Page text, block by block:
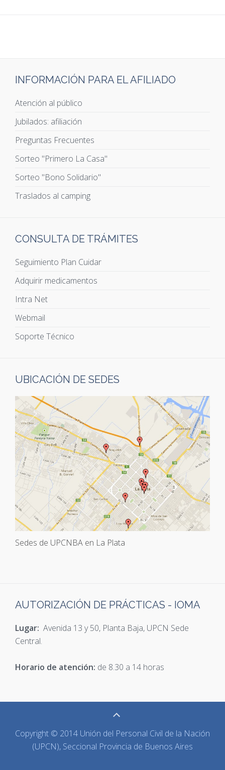
INFORMACIÓN PARA EL AFILIADO
Atención al público
Jubilados: afiliación
Preguntas Frecuentes
Sorteo "Primero La Casa"
Sorteo "Bono Solidario"
Traslados al camping
CONSULTA DE TRÁMITES
Seguimiento Plan Cuidar
Adquirir medicamentos
Intra Net
Webmail
Soporte Técnico
UBICACIÓN DE SEDES
Sedes de UPCNBA en La Plata
AUTORIZACIÓN DE PRÁCTICAS - IOMA
Lugar: Avenida 13 y 50, Planta Baja, UPCN Sede
Central.
Horario de atención: de 8.30 a 14 horas
Copyright © 2014 Unión del Personal Civil de la Nación
(UPCN), Seccional Provincia de Buenos Aires